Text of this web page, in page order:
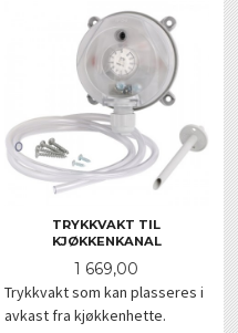
TRYKKVAKT TIL
KJØKKENKANAL
Pris
1 669,00
Trykkvakt som kan plasseres i
avkast fra kjøkkenhette.